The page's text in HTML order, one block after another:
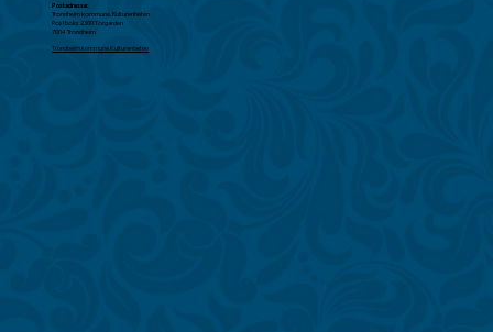
Postadresse:
Trondheim kommune, Kulturenheten
Postboks 2300 Torgarden
7004 Trondheim
Trondheim kommune Kulturenheten